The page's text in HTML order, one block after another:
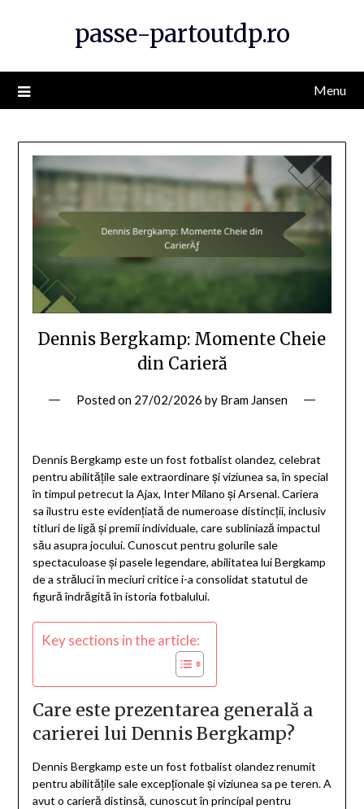
passe-partoutdp.ro
Menu
Dennis Bergkamp: Momente Cheie
din Carieră
Posted on 27/02/2026 by Bram Jansen
Dennis Bergkamp este un fost fotbalist olandez, celebrat
pentru abilitățile sale extraordinare și viziunea sa, în special
în timpul petrecut la Ajax, Inter Milano și Arsenal. Cariera
sa ilustru este evidențiată de numeroase distincții, inclusiv
titluri de ligă și premii individuale, care subliniază impactul
său asupra jocului. Cunoscut pentru golurile sale
spectaculoase și pasele legendare, abilitatea lui Bergkamp
de a străluci în meciuri critice i-a consolidat statutul de
figură îndrăgită în istoria fotbalului.
Key sections in the article:
Care este prezentarea generală a
carierei lui Dennis Bergkamp?
Dennis Bergkamp este un fost fotbalist olandez renumit
pentru abilitățile sale excepționale și viziunea sa pe teren. A
avut o carieră distinsă, cunoscut în principal pentru